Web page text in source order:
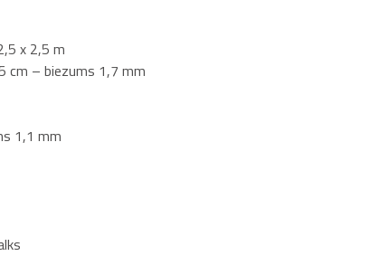
x 2,5 m
cm – biezums 1,7 mm
1,1 mm